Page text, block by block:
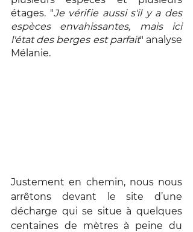
étages. "Je vérifie aussi s'il y a des
espèces envahissantes, mais ici
l'état des berges est parfait" analyse
Mélanie.
Justement en chemin, nous nous
arrêtons devant le site d’une
décharge qui se situe à quelques
centaines de mètres à peine du